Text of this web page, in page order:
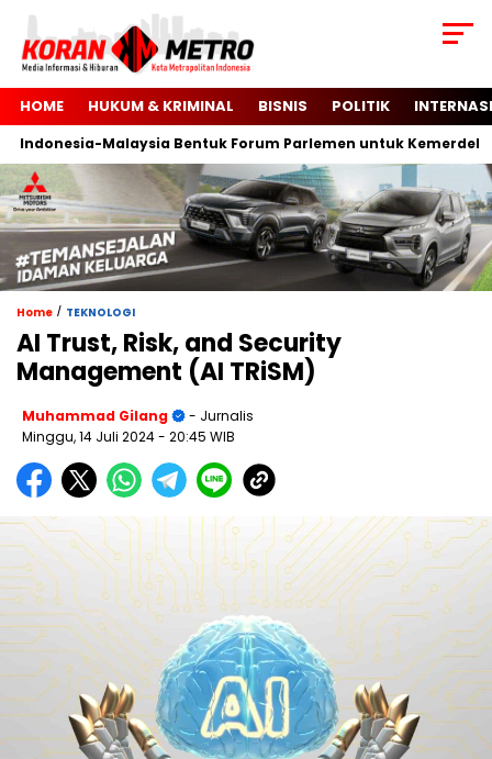
HOME HUKUM & KRIMINAL BISNIS POLITIK
Malaysia Bentuk Forum Parlemen untuk Kemerdekaan
Home / TEKNOLOGI
AI Trust, Risk, and Security
Management (AI TRiSM)
Muhammad Gilang
- Jurnalis
Minggu, 14 Juli 2024- 20:45 WIB